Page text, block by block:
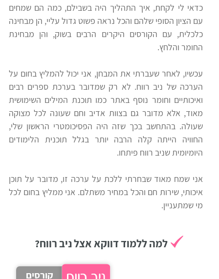
קורסי
פסיכומטרי
תלמידים
ממליצים
הכנה
למבחני
מיון
ניב
רווח
חיפוש
לימודים
כדאי לי לקחת, איך התהליך היה בשבילם, כמה הם שמחים
עם הציון הסופי שלהם והכל נראה פשוט גדול עליי, הן מבחינה
כלכלית, עם הקורסים היקרים הרבים בשוק, והן מבחינת
החומר והלחץ.
עכשיו, לאחר שעברתי את המבחן, אני יכול להמליץ בחום על
הערכה של ניב רווח. לא רק שמדובר בערכת ספרים רבים
ואיכותיים וחומר נוסף באתר כמו תוכנת המילים השימושית
מאוד, אלא מדובר גם בצוות אדיב וחם שעונה לכל מצוקה
שעולה. בהתחשב בכך שזה היה הפסיכומטרי הראשון שלי,
החוויה הייתה קלה הרבה יותר בגלל תוכנית הלימודים
היומיומית שניב רווח פיתחו.
אני שמח מאוד שבחרתי ללכת על ערכה זו, מדובר על תוכן
איכותי, שירות חם והכל במחיר משתלם. אני ממליץ בחום לכל
מי שמתעניין.
למה ללמוד דווקא אצל ניב רווח?
קורסים